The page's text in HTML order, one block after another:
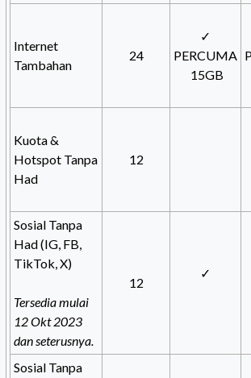
Internet
Tambahan
24
✓
PERCUMA
15GB
Kuota &
Hotspot Tanpa
Had
12
Sosial Tanpa
Had (IG, FB,
TikTok, X)
Tersedia mulai
12 Okt 2023
dan seterusnya.
12
✓
Sosial Tanpa